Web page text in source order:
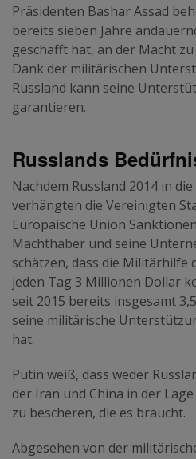
Präsidenten Bashar Assad
bereits sieben Jahre
geschafft hat, an der Macht
Dank der militärischen
Russland kann seine
garantieren.
Russlands
Nachdem Russland 2014 in
verhängten die Vereinigten
Europäische Union
Machthaber und seine
schätzen, dass die Militärhilfe
jeden Tag 3 Millionen Dollar
seit 2015 bereits insgesamt
seine militärische
hat.
Putin weiß, dass weder
der Iran und China in der
zu bescheren, die es braucht.
Abgesehen von der